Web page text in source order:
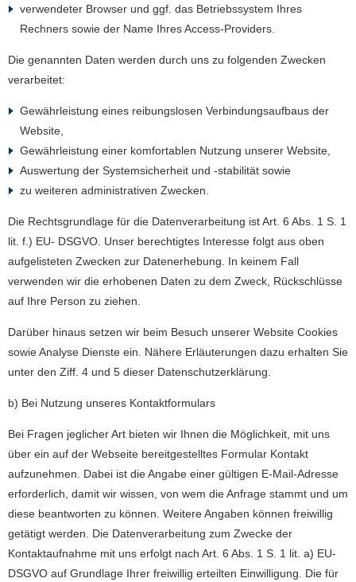
verwendeter Browser und ggf. das Betriebssystem Ihres
Rechners sowie der Name Ihres Access-Providers.
Die genannten Daten werden durch uns zu folgenden Zwecken
verarbeitet:
Gewährleistung eines reibungslosen Verbindungsaufbaus der
Website,
Gewährleistung einer komfortablen Nutzung unserer Website,
Auswertung der Systemsicherheit und -stabilität sowie
zu weiteren administrativen Zwecken.
Die Rechtsgrundlage für die Datenverarbeitung ist Art. 6 Abs. 1 S. 1
lit. f.) EU- DSGVO. Unser berechtigtes Interesse folgt aus oben
aufgelisteten Zwecken zur Datenerhebung. In keinem Fall
verwenden wir die erhobenen Daten zu dem Zweck, Rückschlüsse
auf Ihre Person zu ziehen.
Darüber hinaus setzen wir beim Besuch unserer Website Cookies
sowie Analyse Dienste ein. Nähere Erläuterungen dazu erhalten Sie
unter den Ziff. 4 und 5 dieser Datenschutzerklärung.
b) Bei Nutzung unseres Kontaktformulars
Bei Fragen jeglicher Art bieten wir Ihnen die Möglichkeit, mit uns
über ein auf der Webseite bereitgestelltes Formular Kontakt
aufzunehmen. Dabei ist die Angabe einer gültigen E-Mail-Adresse
erforderlich, damit wir wissen, von wem die Anfrage stammt und um
diese beantworten zu können. Weitere Angaben können freiwillig
getätigt werden. Die Datenverarbeitung zum Zwecke der
Kontaktaufnahme mit uns erfolgt nach Art. 6 Abs. 1 S. 1 lit. a) EU-
DSGVO auf Grundlage Ihrer freiwillig erteilten Einwilligung. Die für